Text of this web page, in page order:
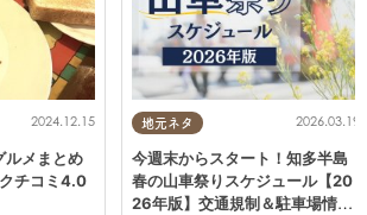
2024.12.15
ルメまとめ
チコミ4.0
地元ネタ 2026.03.19
今週末からスタート！知多半島
春の山車祭りスケジュール【20
26年版】交通規制＆駐車場情報